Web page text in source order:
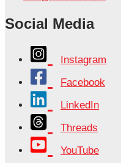
Social Media
Instagram
Facebook
LinkedIn
Threads
YouTube